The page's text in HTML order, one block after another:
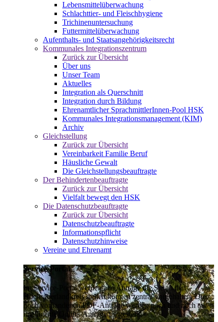
Lebensmittelüberwachung
Schlachttier- und Fleischhygiene
Trichinenuntersuchung
Futtermittelüberwachung
Aufenthalts- und Staatsangehörigkeitsrecht
Kommunales Integrationszentrum
Zurück zur Übersicht
Über uns
Unser Team
Aktuelles
Integration als Querschnitt
Integration durch Bildung
Ehrenamtlicher SprachmittlerInnen-Pool HSK
Kommunales Integrationsmanagement (KIM)
Archiv
Gleichstellung
Zurück zur Übersicht
Vereinbarkeit Familie Beruf
Häusliche Gewalt
Die Gleichstellungsbeauftragte
Der Behindertenbeauftragte
Zurück zur Übersicht
Vielfalt bewegt den HSK
Die Datenschutzbeauftragte
Zurück zur Übersicht
Datenschutzbeauftragte
Informationspflicht
Datenschutzhinweise
Vereine und Ehrenamt
Service-Portal
Im Service-Portal werden alle Anträge die Sie an den
Hochsauerlandkreis stellen können zentral vorgehalten. Die
noch vorhandenen PDF-Anträge werden nach und nach auf
intelligente Online-Anträge umgestellt.